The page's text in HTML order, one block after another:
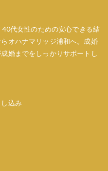
代女性のための安心できる結
オハナマリッジ浦和へ。成婚
婚までをしっかりサポートし
込み